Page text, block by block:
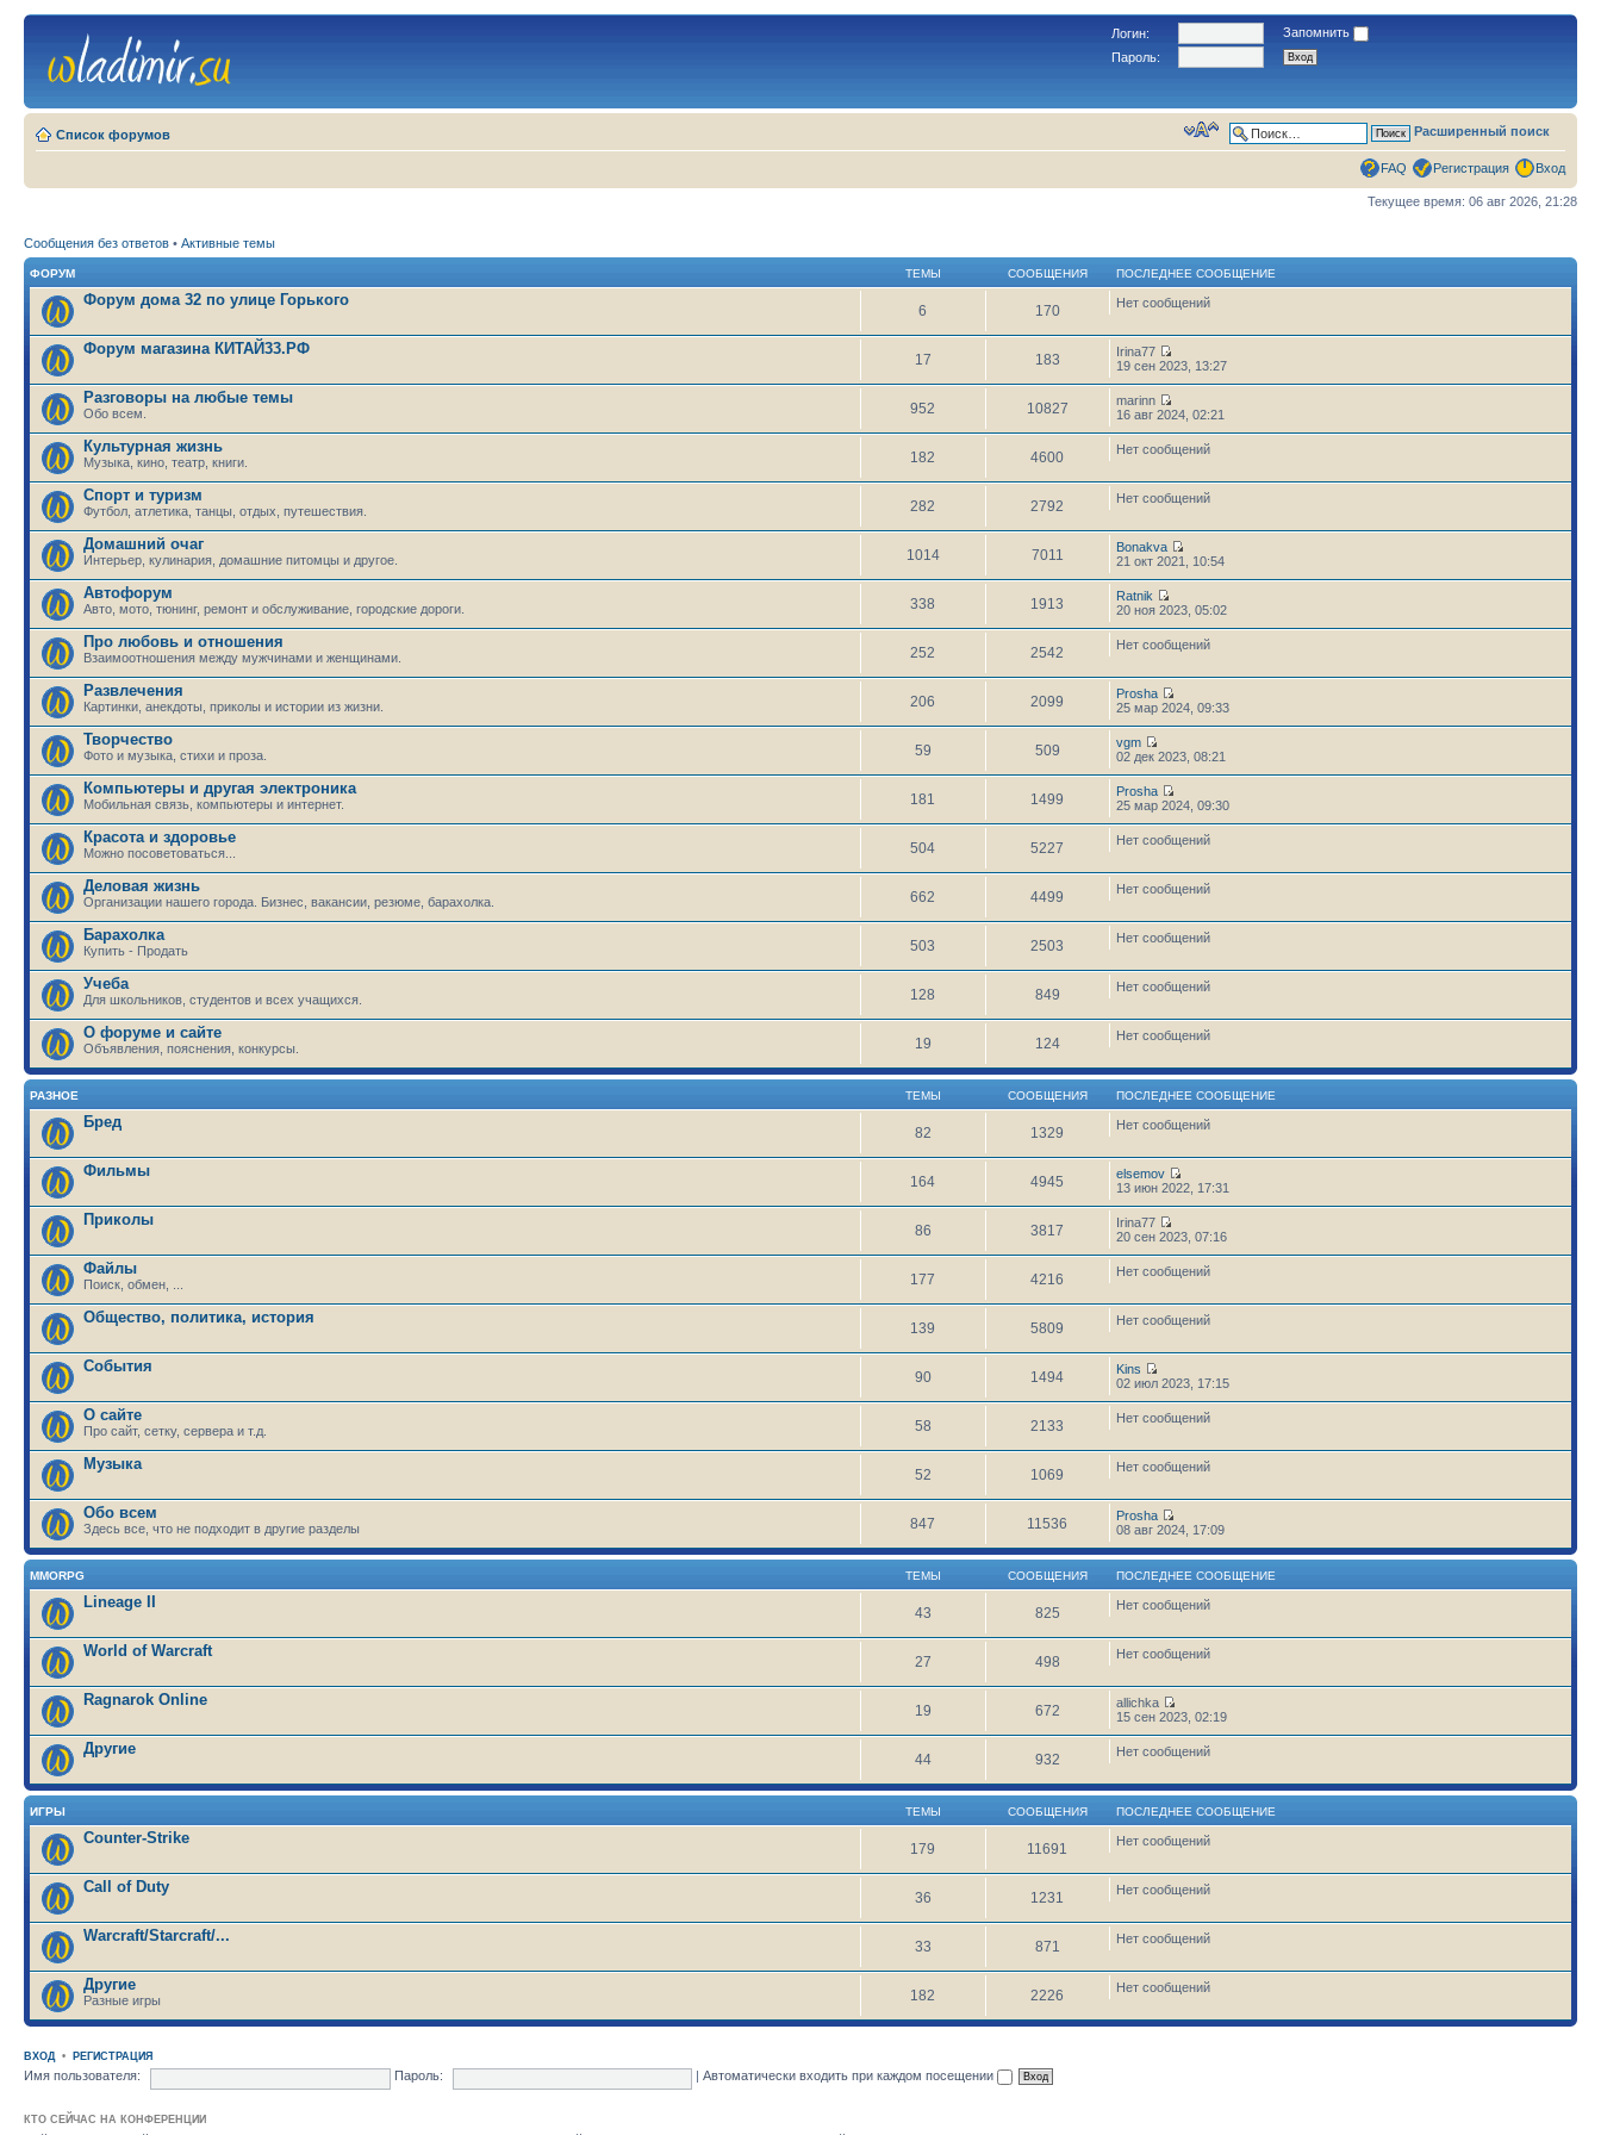
Логин:
Запомнить
Пароль:
Список форумов Расширенный поиск
FAQ Регистрация Вход
Текущее время: 06 авг 2026, 21:28
Сообщения без ответов • Активные темы
ФОРУМ ТЕМЫ СООБЩЕНИЯ ПОСЛЕДНЕЕ СООБЩЕНИЕ
Форум дома 32 по улице Горького
6 170 Нет сообщений
Форум магазина КИТАЙ33.РФ
17 183
Irina77
19 сен 2023, 13:27
Разговоры на любые темы
Обо всем. 952 10827
marinn
16 авг 2024, 02:21
Культурная жизнь
Музыка, кино, театр, книги. 182 4600 Нет сообщений
Спорт и туризм
Футбол, атлетика, танцы, отдых, путешествия. 282 2792 Нет сообщений
Домашний очаг
Интерьер, кулинария, домашние питомцы и другое. 1014 7011
Bonakva
21 окт 2021, 10:54
Автофорум
Авто, мото, тюнинг, ремонт и обслуживание, городские дороги. 338 1913
Ratnik
20 ноя 2023, 05:02
Про любовь и отношения
Взаимоотношения между мужчинами и женщинами. 252 2542 Нет сообщений
Развлечения
Картинки, анекдоты, приколы и истории из жизни. 206 2099
Prosha
25 мар 2024, 09:33
Творчество
Фото и музыка, стихи и проза. 59 509
vgm
02 дек 2023, 08:21
Компьютеры и другая электроника
Мобильная связь, компьютеры и интернет. 181 1499
Prosha
25 мар 2024, 09:30
Красота и здоровье
Можно посоветоваться... 504 5227 Нет сообщений
Деловая жизнь
Организации нашего города. Бизнес, вакансии, резюме, барахолка. 662 4499 Нет сообщений
Барахолка
Купить - Продать 503 2503 Нет сообщений
Учеба
Для школьников, студентов и всех учащихся. 128 849 Нет сообщений
О форуме и сайте
Объявления, пояснения, конкурсы. 19 124 Нет сообщений
РАЗНОЕ ТЕМЫ СООБЩЕНИЯ ПОСЛЕДНЕЕ СООБЩЕНИЕ
Бред
82 1329 Нет сообщений
Фильмы
164 4945
elsemov
13 июн 2022, 17:31
Приколы
86 3817
Irina77
20 сен 2023, 07:16
Файлы
Поиск, обмен, ... 177 4216 Нет сообщений
Общество, политика, история
139 5809 Нет сообщений
События
90 1494
Kins
02 июл 2023, 17:15
О сайте
Про сайт, сетку, сервера и т.д. 58 2133 Нет сообщений
Музыка
52 1069 Нет сообщений
Обо всем
Здесь все, что не подходит в другие разделы 847 11536
Prosha
08 авг 2024, 17:09
MMORPG ТЕМЫ СООБЩЕНИЯ ПОСЛЕДНЕЕ СООБЩЕНИЕ
Lineage II
43 825 Нет сообщений
World of Warcraft
27 498 Нет сообщений
Ragnarok Online
19 672
allichka
15 сен 2023, 02:19
Другие
44 932 Нет сообщений
ИГРЫ ТЕМЫ СООБЩЕНИЯ ПОСЛЕДНЕЕ СООБЩЕНИЕ
Counter-Strike
179 11691 Нет сообщений
Call of Duty
36 1231 Нет сообщений
Warcraft/Starcraft/...
33 871 Нет сообщений
Другие
Разные игры 182 2226 Нет сообщений
ВХОД• РЕГИСТРАЦИЯ
Имя пользователя: Пароль: |Автоматически входить при каждом посещении
КТО СЕЙЧАС НА КОНФЕРЕНЦИИ